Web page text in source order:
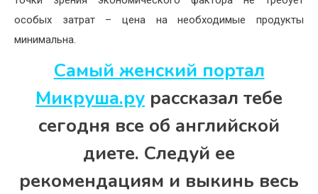
особых затрат – цена на необходимые продукты
минимальна.
Самый женский портал
Микруша.ру рассказал тебе
сегодня все об английской
диете. Следуй ее
рекомендациям и выкинь весь